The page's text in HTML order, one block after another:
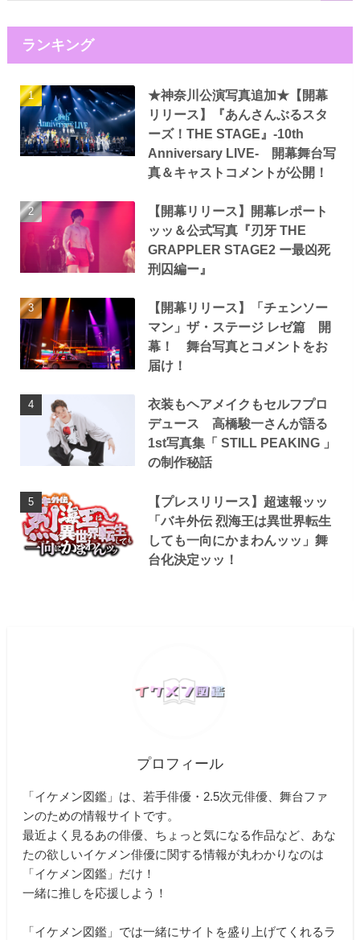
ランキング
★神奈川公演写真追加★【開幕
リリース】『あんさんぶるスタ
ーズ！THE STAGE』-10th
Anniversary LIVE- 開幕舞台写
真＆キャストコメントが公開！
【開幕リリース】開幕レポート
ッッ＆公式写真『刃牙 THE
GRAPPLER STAGE2 ー最凶死
刑囚編ー』
【開幕リリース】「チェンソー
マン」ザ・ステージ レゼ篇 開
幕！ 舞台写真とコメントをお
届け！
衣装もヘアメイクもセルフプロ
デュース 高橋駿一さんが語る
1st写真集「 STILL PEAKING 」
の制作秘話
【プレスリリース】超速報ッッ
「バキ外伝 烈海王は異世界転生
しても一向にかまわんッッ」舞
台化決定ッッ！
プロフィール
「イケメン図鑑」は、若手俳優・2.5次元俳優、舞台ファ
ンのための情報サイトです。
最近よく見るあの俳優、ちょっと気になる作品など、あな
たの欲しいイケメン俳優に関する情報が丸わかりなのは
「イケメン図鑑」だけ！
一緒に推しを応援しよう！
「イケメン図鑑」では一緒にサイトを盛り上げてくれるラ